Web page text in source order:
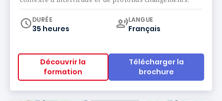
DURÉE
35 heures
Curriculum
LANGUE
Français
Découvrir la
formation
Télécharger la
brochure